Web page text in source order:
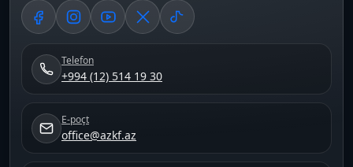
Telefon
+994 (12) 514 19 30
E-poçt
office@azkf.az